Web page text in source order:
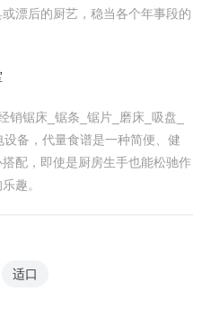
漂后的厨艺，稳当各个年事段的
销锯床_锯条_锯片_磨床_吸盘_
备，代量食谱是一种简便、健
配，即使是厨房生手也能松驰作
趣。
适口